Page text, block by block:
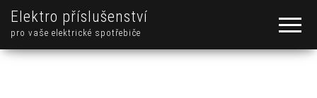
Elektro příslušenství
pro vaše elektrické spotřebiče